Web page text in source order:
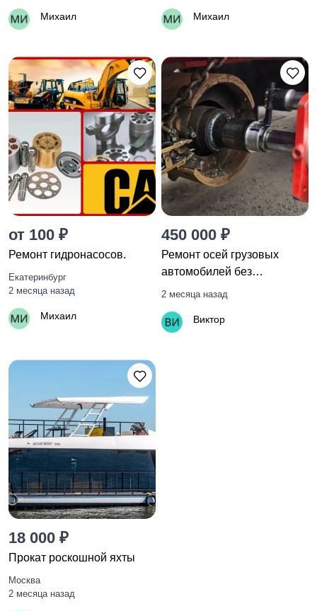
Михаил Михаил
от 100 ₽
Ремонт гидронасосов.
Екатеринбург
2 месяца назад
Михаил
450 000 ₽
Ремонт осей грузовых
автомобилей без
демонтажа
2 месяца назад
Виктор
18 000 ₽
Прокат роскошной яхты
Москва
2 месяца назад